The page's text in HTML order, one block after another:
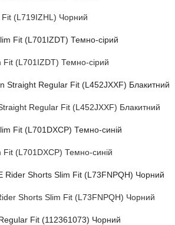
(L719IZHL) Чорний
(L701IZDT) Темно-сірий
Regular Fit (L452JXXF) Блакитний
(L701DXCP) Темно-синій
Shorts Slim Fit (L73FNPQH) Чорний